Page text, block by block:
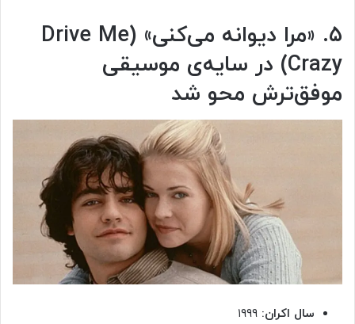
۵. «مرا دیوانه می‌کنی» (
Drive Me
Crazy) در سایه‌ی موسیقی
موفق‌ترش محو شد
سال اکران: ۱۹۹۹